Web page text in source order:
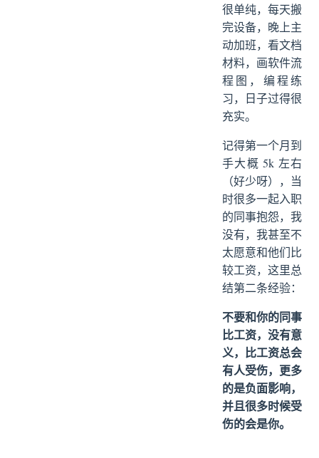
很单纯，每天搬
完设备，晚上主
动加班，看文档
材料，画软件流
程图，编程练
习，日子过得很
充实。
记得第一个月到
手大概 5k 左右
（好少呀），当
时很多一起入职
的同事抱怨，我
没有，我甚至不
太愿意和他们比
较工资，这里总
结第二条经验：
不要和你的同事
比工资，没有意
义，比工资总会
有人受伤，更多
的是负面影响，
并且很多时候受
伤的会是你。